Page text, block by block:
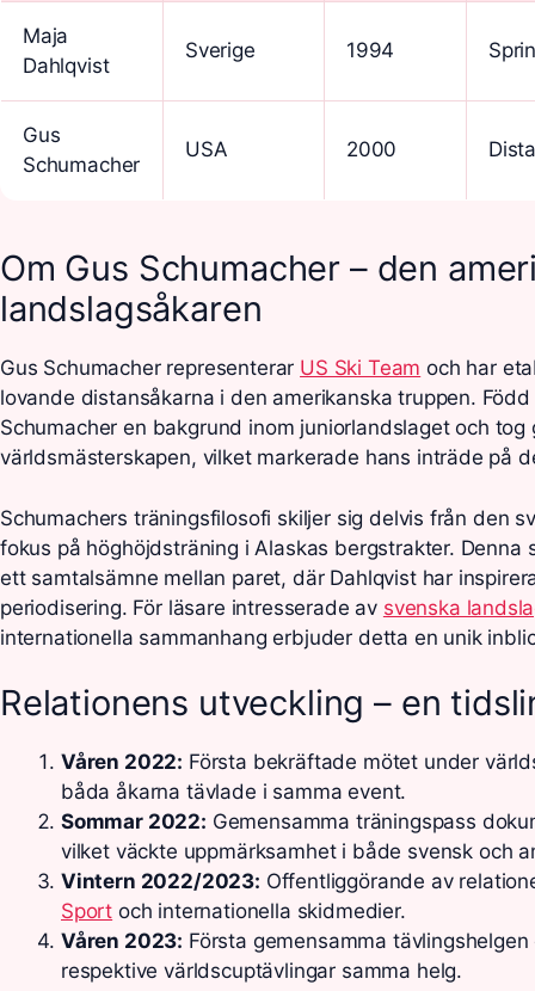
Maja
Dahlqvist
Sverige 1994
Gus
Schumacher
USA 2000
Om Gus Schumacher – den
landslagsåkaren
Gus Schumacher representerar US Ski Team och har
lovande distansåkarna i den amerikanska truppen.
Schumacher en bakgrund inom juniorlandslaget och
världsmästerskapen, vilket markerade hans inträde på
Schumachers träningsfilosofi skiljer sig delvis från den
fokus på höghöjdsträning i Alaskas bergstrakter. Denna
ett samtalsämne mellan paret, där Dahlqvist har
periodisering. För läsare intresserade av svenska
internationella sammanhang erbjuder detta en unik
Relationens utveckling – en
Våren 2022: Första bekräftade mötet under
båda åkarna tävlade i samma event.
Sommar 2022: Gemensamma träningspass
vilket väckte uppmärksamhet i både svensk och
Vintern 2022/2023: Offentliggörande av
Sport och internationella skidmedier.
Våren 2023: Första gemensamma
respektive världscuptävlingar samma helg.